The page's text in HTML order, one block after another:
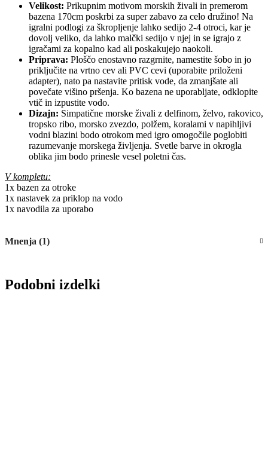
Velikost: Prikupnim motivom morskih živali in premerom
bazena 170cm poskrbi za super zabavo za celo družino! Na
igralni podlogi za škropljenje lahko sedijo 2-4 otroci, kar je
dovolj veliko, da lahko malčki sedijo v njej in se igrajo z
igračami za kopalno kad ali poskakujejo naokoli.
Priprava: Ploščo enostavno razgrnite, namestite šobo in jo
priključite na vrtno cev ali PVC cevi (uporabite priloženi
adapter), nato pa nastavite pritisk vode, da zmanjšate ali
povečate višino pršenja. Ko bazena ne uporabljate, odklopite
vtič in izpustite vodo.
Dizajn: Simpatične morske živali z delfinom, želvo, rakovico,
tropsko ribo, morsko zvezdo, polžem, koralami v napihljivi
vodni blazini bodo otrokom med igro omogočile poglobiti
razumevanje morskega življenja. Svetle barve in okrogla
oblika jim bodo prinesle vesel poletni čas.
V kompletu:
1x bazen za otroke
1x nastavek za priklop na vodo
1x navodila za uporabo
Mnenja (1)
Podobni izdelki